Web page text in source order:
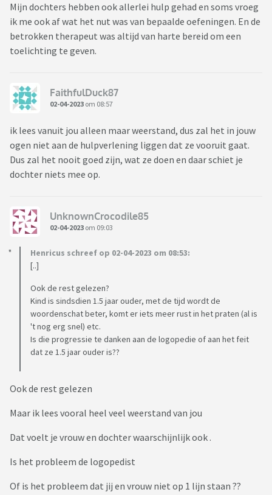
Mijn dochters hebben ook allerlei hulp gehad en soms vroeg
ik me ook af wat het nut was van bepaalde oefeningen. En de
betrokken therapeut was altijd van harte bereid om een
toelichting te geven.
FaithfulDuck87
02-04-2023 om 08:57
ik lees vanuit jou alleen maar weerstand, dus zal het in jouw
ogen niet aan de hulpverlening liggen dat ze vooruit gaat.
Dus zal het nooit goed zijn, wat ze doen en daar schiet je
dochter niets mee op.
UnknownCrocodile85
02-04-2023 om 09:03
Henricus schreef op 02-04-2023 om 08:53:
[..]
Ook de rest gelezen?
Kind is sindsdien 1.5 jaar ouder, met de tijd wordt de
woordenschat beter, komt er iets meer rust in het praten (al is
't nog erg snel) etc.
Is die progressie te danken aan de logopedie of aan het feit
dat ze 1.5 jaar ouder is??
Ook de rest gelezen
Maar ik lees vooral heel veel weerstand van jou
Dat voelt je vrouw en dochter waarschijnlijk ook .
Is het probleem de logopedist
Of is het probleem dat jij en vrouw niet op 1 lijn staan ??